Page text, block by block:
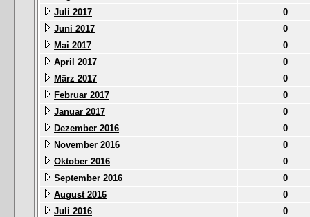
Juli 2017
0
Juni 2017
0
Mai 2017
0
April 2017
0
März 2017
0
Februar 2017
0
Januar 2017
0
Dezember 2016
0
November 2016
0
Oktober 2016
0
September 2016
0
August 2016
0
Juli 2016
0